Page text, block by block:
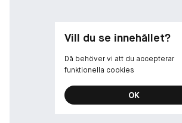
Vill du se innehållet?
Då behöver vi att du accepterar
funktionella cookies
OK